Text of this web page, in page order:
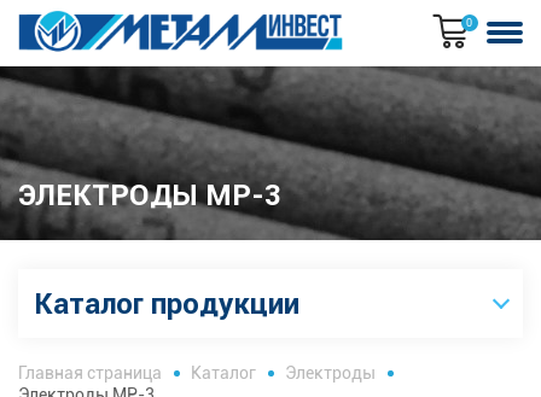
0
ЭЛЕКТРОДЫ МР-3
Каталог продукции
Главная страница Каталог
Электроды